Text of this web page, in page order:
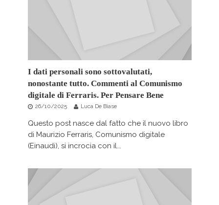
I dati personali sono sottovalutati,
nonostante tutto. Commenti al Comunismo
digitale di Ferraris. Per Pensare Bene
26/10/2025 Luca De Biase
Questo post nasce dal fatto che il nuovo libro
di Maurizio Ferraris, Comunismo digitale
(Einaudi), si incrocia con il...